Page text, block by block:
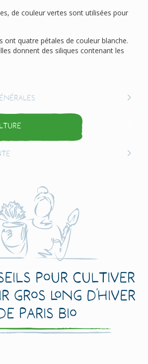
de couleur vertes sont utilisées pour
ont quatre pétales de couleur blanche.
donnent des siliques contenant les
pour cultiver
Gros Long d’Hiver
Paris Bio